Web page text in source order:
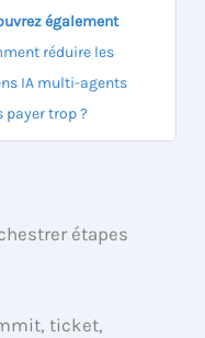
également
réduire les
IA multi-agents
payer trop ?
étapes
ticket,